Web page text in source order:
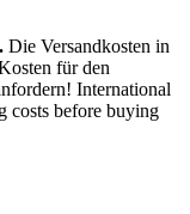
Die Versandkosten in
für den
International
costs before buying